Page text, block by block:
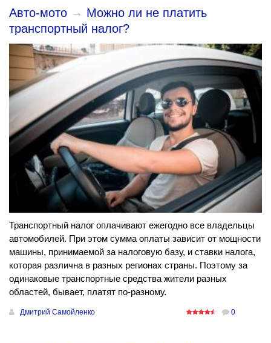
Авто-мото → Можно ли не платить
транспортный налог?
Транспортный налог оплачивают ежегодно все владельцы
автомобилей. При этом сумма оплаты зависит от мощности
машины, принимаемой за налоговую базу, и ставки налога,
которая различна в разных регионах страны. Поэтому за
одинаковые транспортные средства жители разных
областей, бывает, платят по-разному.
Дмитрий Самойленко 0